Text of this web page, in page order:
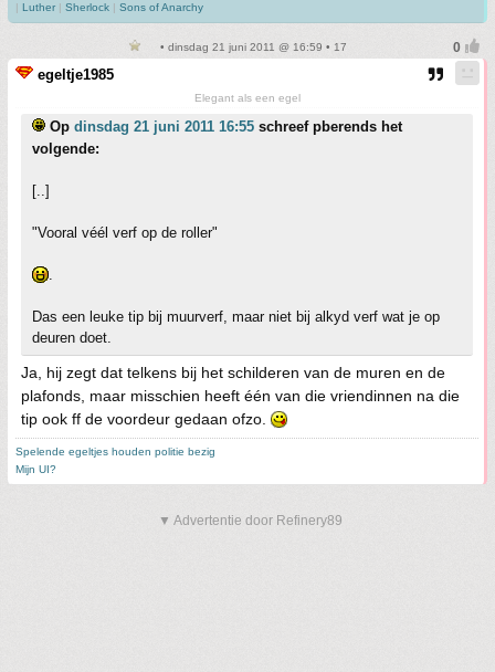
| Luther | Sherlock | Sons of Anarchy
• dinsdag 21 juni 2011 @ 16:59 • 17
egeltje1985
Elegant als een egel
Op dinsdag 21 juni 2011 16:55 schreef pberends het
volgende:
[..]
"Vooral véél verf op de roller"
.
Das een leuke tip bij muurverf, maar niet bij alkyd verf wat je op
deuren doet.
Ja, hij zegt dat telkens bij het schilderen van de muren en de
plafonds, maar misschien heeft één van die vriendinnen na die
tip ook ff de voordeur gedaan ofzo.
Spelende egeltjes houden politie bezig
Mijn UI?
▼ Advertentie door Refinery89